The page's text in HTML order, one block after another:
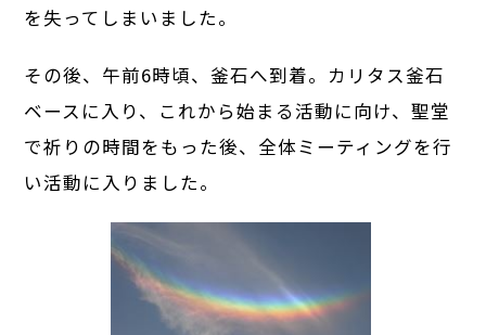
を失ってしまいました。
その後、午前6時頃、釜石へ到着。カリタス釜石
ベースに入り、これから始まる活動に向け、聖堂
で祈りの時間をもった後、全体ミーティングを行
い活動に入りました。